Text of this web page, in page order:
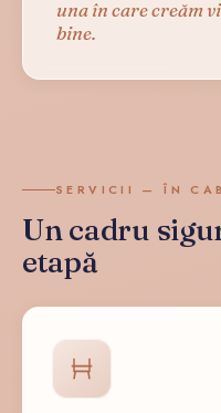
una în care creăm
bine.
SERVICII — ÎN
Un cadru
etapă